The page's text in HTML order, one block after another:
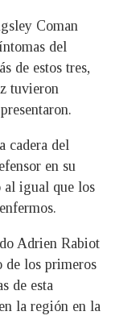
Coman
del
de estos tres,
tuvieron
cadera del
en su
al igual que los
Adrien Rabiot
de los primeros
de esta
la región en la